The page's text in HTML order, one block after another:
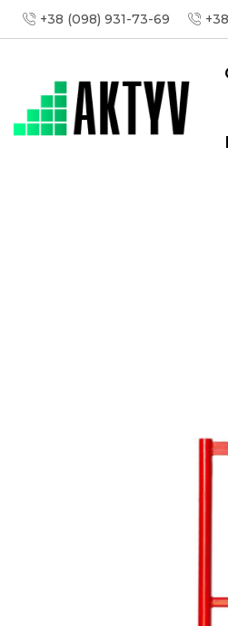
+38 (098) 931-73-69